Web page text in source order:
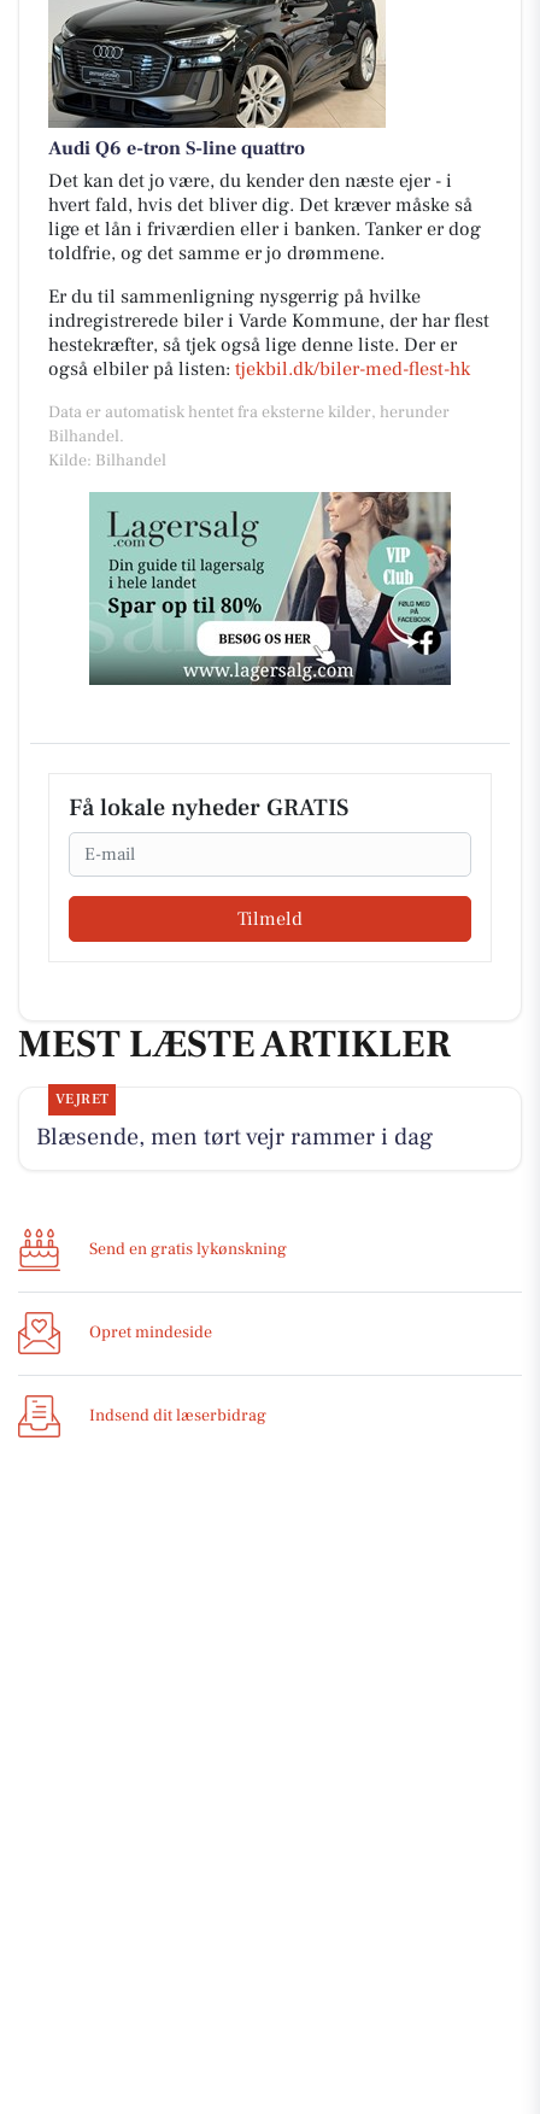
Audi Q6 e-tron S-line quattro
Det kan det jo være, du kender den næste ejer - i
hvert fald, hvis det bliver dig. Det kræver måske så
lige et lån i friværdien eller i banken. Tanker er dog
toldfrie, og det samme er jo drømmene.
Er du til sammenligning nysgerrig på hvilke
indregistrerede biler i Varde Kommune, der har flest
hestekræfter, så tjek også lige denne liste. Der er
også elbiler på listen: tjekbil.dk/biler-med-flest-hk
Data er automatisk hentet fra eksterne kilder, herunder
Bilhandel.
Kilde: Bilhandel
Få lokale nyheder GRATIS
Email
Tilmeld
MEST LÆSTE ARTIKLER
VEJRET
Blæsende, men tørt vejr rammer i dag
Send en gratis lykønskning
Opret mindeside
Indsend dit læserbidrag